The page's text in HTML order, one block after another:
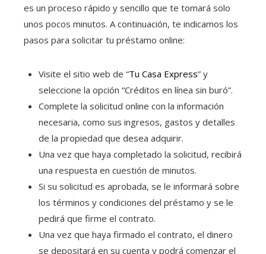
es un proceso rápido y sencillo que te tomará solo
unos pocos minutos. A continuación, te indicamos los
pasos para solicitar tu préstamo online:
Visite el sitio web de “Tu Casa Express” y
seleccione la opción “Créditos en línea sin buró”.
Complete la solicitud online con la información
necesaria, como sus ingresos, gastos y detalles
de la propiedad que desea adquirir.
Una vez que haya completado la solicitud, recibirá
una respuesta en cuestión de minutos.
Si su solicitud es aprobada, se le informará sobre
los términos y condiciones del préstamo y se le
pedirá que firme el contrato.
Una vez que haya firmado el contrato, el dinero
se depositará en su cuenta y podrá comenzar el